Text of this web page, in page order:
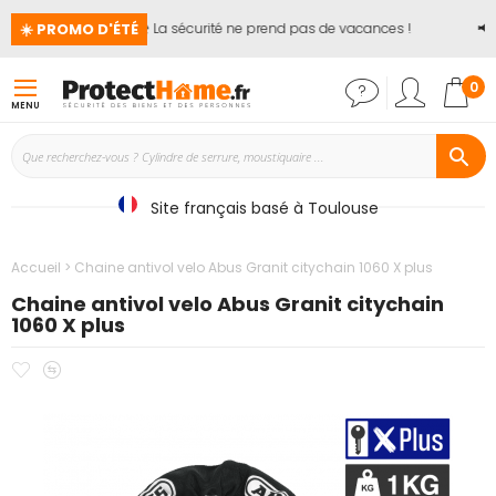
☀️ PROMO D'ÉTÉ🏖️ La sécurité ne prend pas de vacances ! 📢
MENU
0
Site français basé à Toulouse
Accueil Chaine antivol velo Abus Granit citychain 1060 X plus
Chaine antivol velo Abus Granit citychain
1060 X plus
Ajouter